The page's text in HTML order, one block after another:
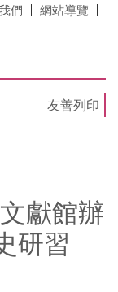
們 網站導覽
獻館辦
研習